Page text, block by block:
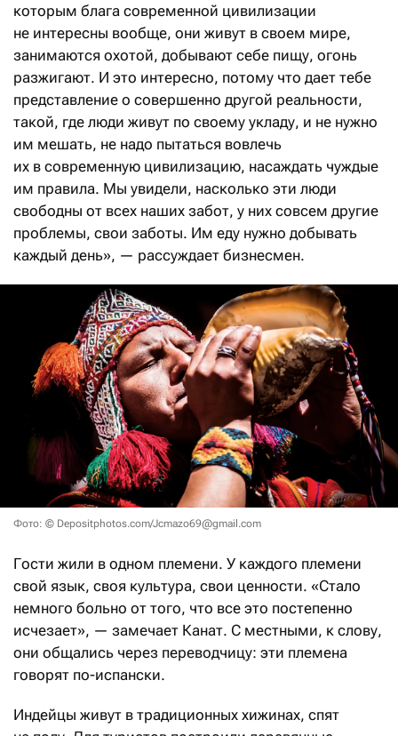
которым блага современной цивилизации
не интересны вообще, они живут в своем мире,
занимаются охотой, добывают себе пищу, огонь
разжигают. И это интересно, потому что дает тебе
представление о совершенно другой реальности,
такой, где люди живут по своему укладу, и не нужно
им мешать, не надо пытаться вовлечь
их в современную цивилизацию, насаждать чуждые
им правила. Мы увидели, насколько эти люди
свободны от всех наших забот, у них совсем другие
проблемы, свои заботы. Им еду нужно добывать
каждый день», — рассуждает бизнесмен.
Фото: © Depositphotos.com/Jcmazo69@gmail.com
Гости жили в одном племени. У каждого племени
свой язык, своя культура, свои ценности. «Стало
немного больно от того, что все это постепенно
исчезает», — замечает Канат. С местными, к слову,
они общались через переводчицу: эти племена
говорят по-испански.
Индейцы живут в традиционных хижинах, спят